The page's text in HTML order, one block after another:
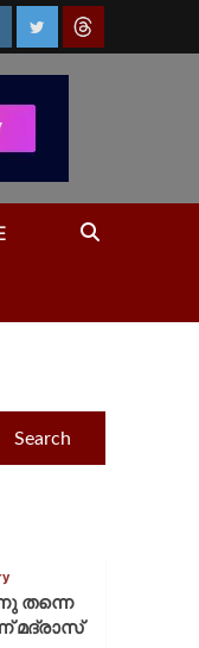
Search
തന്നെ
മദ്രാസ്